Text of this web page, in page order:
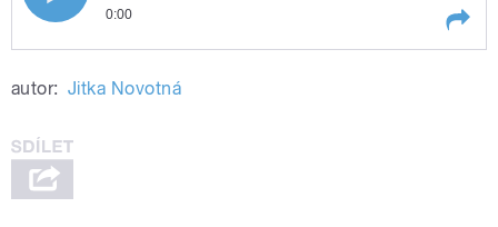
0:00
autor: Jitka Novotná